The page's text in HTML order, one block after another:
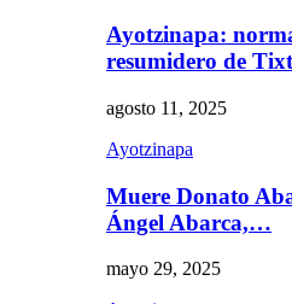
Ayotzinapa:
resumidero de
agosto 11, 2025
Ayotzinapa
Muere Donato
Ángel Abarca,…
mayo 29, 2025